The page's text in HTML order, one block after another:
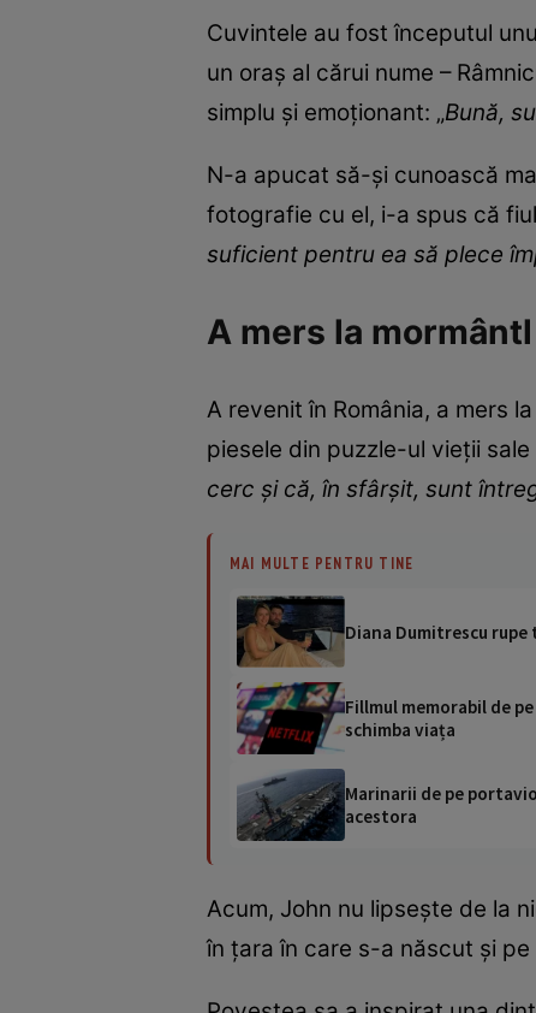
Cuvintele au fost începutul
un oraș al cărui nume –
simplu și emoționant: „Bună,
N-a apucat să-și cunoască
fotografie cu el, i-a spus că
suficient pentru ea să plece
A mers la
A revenit în România, a mers la
piesele din puzzle-ul vieții
cerc și că, în sfârșit, sunt
MAI MULTE PENTRU TINE
Diana Dumitrescu
Fillmul memorabil de
schimba viața
Marinarii de pe
acestora
Acum, John nu lipsește de la
în țara în care s-a născut și